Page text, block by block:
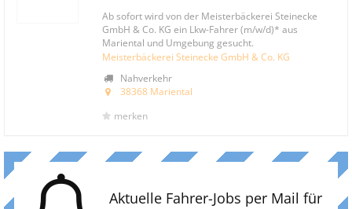
Ab sofort wird von der Meisterbäckerei Steinecke
GmbH & Co. KG ein Lkw-Fahrer (m/w/d)* aus
Mariental und Umgebung gesucht.
Meisterbäckerei Steinecke GmbH & Co. KG
Nahverkehr
38368 Mariental
merken
Aktuelle Fahrer-Jobs per Mail für